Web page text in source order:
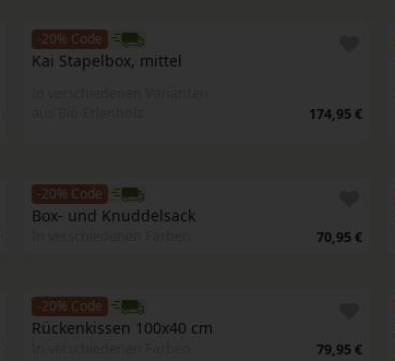
-20% Code
Kai Stapelbox, mittel
174,95 €
-20% Code
Box- und Knuddelsack
70,95 €
-20% Code
Rückenkissen 100x40 cm
79,95 €